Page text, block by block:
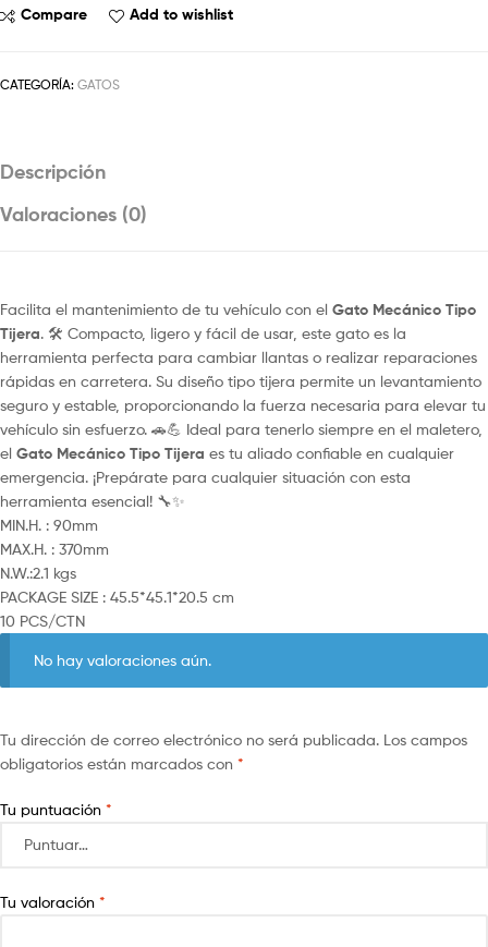
Compare Add to wishlist
CATEGORÍA: GATOS
Descripción
Valoraciones (0)
Facilita el mantenimiento de tu vehículo con el Gato Mecánico Tipo
Tijera. 🛠️ Compacto, ligero y fácil de usar, este gato es la
herramienta perfecta para cambiar llantas o realizar reparaciones
rápidas en carretera. Su diseño tipo tijera permite un levantamiento
seguro y estable, proporcionando la fuerza necesaria para elevar tu
vehículo sin esfuerzo. 🚗💪 Ideal para tenerlo siempre en el maletero,
el Gato Mecánico Tipo Tijera es tu aliado confiable en cualquier
emergencia. ¡Prepárate para cualquier situación con esta
herramienta esencial! 🔧✨
MIN.H. : 90mm
MAX.H. : 370mm
N.W.:2.1 kgs
PACKAGE SIZE : 45.5*45.1*20.5 cm
10 PCS/CTN
No hay valoraciones aún.
Tu dirección de correo electrónico no será publicada. Los campos
obligatorios están marcados con *
Tu puntuación *
Tu valoración *